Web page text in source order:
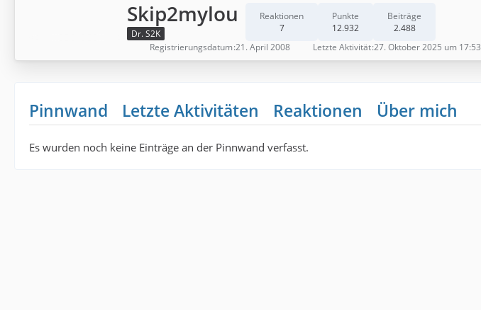
Skip2mylou
Dr. S2K
Reaktionen
7
Punkte
12.932
Beiträge
2.488
Registrierungsdatum 21. April 2008 Letzte Aktivität 27. Oktober 2025 um 17:53
Pinnwand Letzte Aktivitäten Reaktionen Über mich
Es wurden noch keine Einträge an der Pinnwand verfasst.